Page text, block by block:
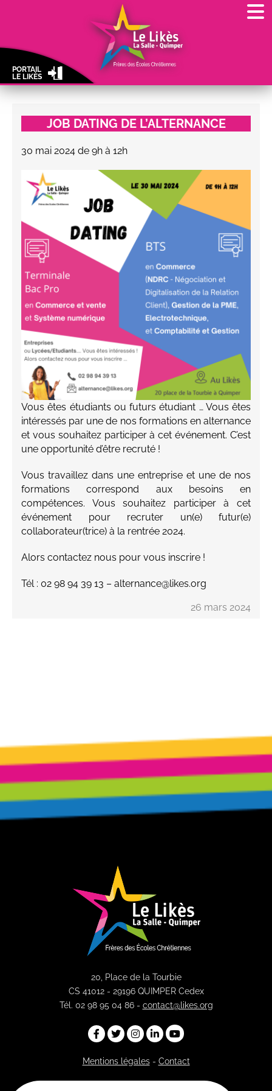
PORTAIL
LE LIKÈS
JOB DATING DE L’ALTERNANCE
30 mai 2024 de 9h à 12h
Vous êtes étudiants ou futurs étudiant … Vous êtes
intéressés par une de nos formations en alternance
et vous souhaitez participer à cet événement. C’est
une opportunité d’être recruté !
Vous travaillez dans une entreprise et une de nos
formations correspond aux besoins en
compétences. Vous souhaitez participer à cet
événement pour recruter un(e) futur(e)
collaborateur(trice) à la rentrée 2024.
Alors contactez nous pour vous inscrire !
Tél : 02 98 94 39 13 – alternance@likes.org
26 mars 2024
20, Place de la Tourbie
CS 41012 - 29196 QUIMPER Cedex
Tél. 02 98 95 04 86 - contact@likes.org
Mentions légales- Contact